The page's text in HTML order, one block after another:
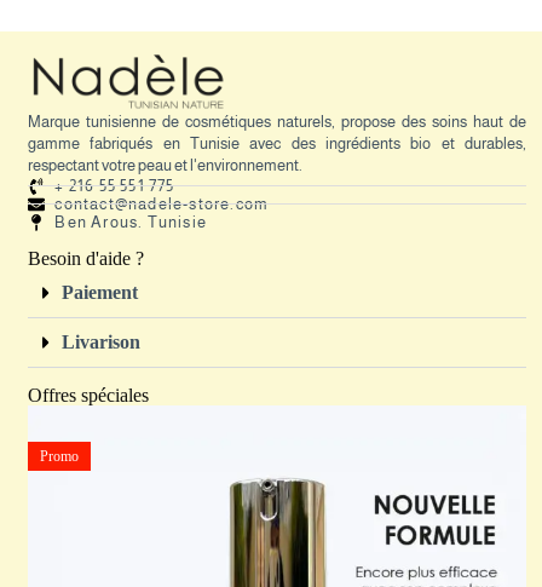
Marque tunisienne de cosmétiques naturels, propose des soins haut de
gamme fabriqués en Tunisie avec des ingrédients bio et durables,
respectant votre peau et l'environnement.
+ 216 55 551 775
contact@nadele-store.com
Ben Arous. Tunisie
Besoin d'aide ?
Paiement
Livarison
Offres spéciales
Promo